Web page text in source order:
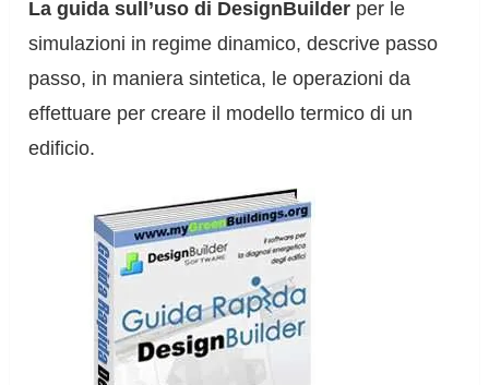
La guida sull’uso di DesignBuilder per le
simulazioni in regime dinamico, descrive passo
passo, in maniera sintetica, le operazioni da
effettuare per creare il modello termico di un
edificio.